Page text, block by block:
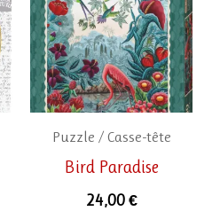
Puzzle / Casse-tête
Bird Paradise
24,00 €